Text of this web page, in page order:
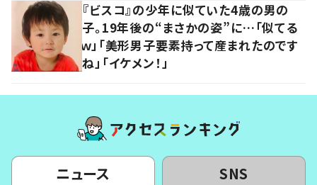
『ビスコ』の少年に似ていた4歳の男の
子。19年後の“まさかの姿”に…「似てる
ｗ」「美形男子要素持って産まれたのです
ね」「イケメン！」
ニュース SNS